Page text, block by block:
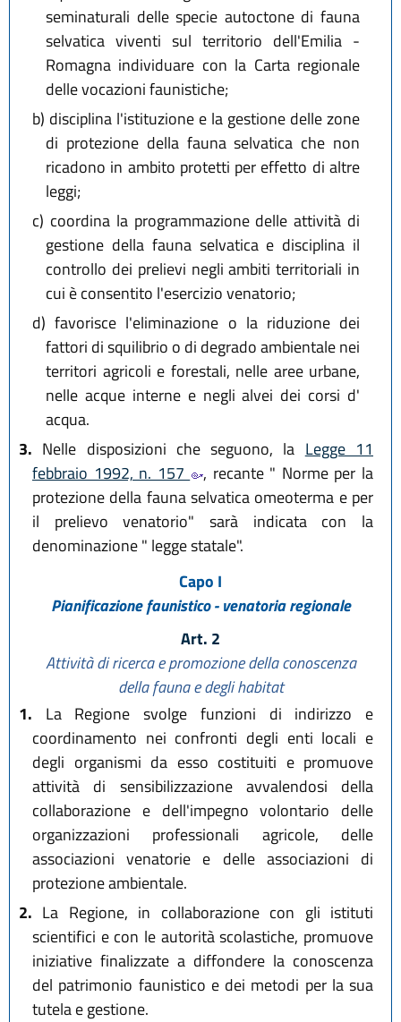
seminaturali delle specie autoctone di fauna
selvatica viventi sul territorio dell'Emilia -
Romagna individuare con la Carta regionale
delle vocazioni faunistiche;
b) disciplina l'istituzione e la gestione delle zone
di protezione della fauna selvatica che non
ricadono in ambito protetti per effetto di altre
leggi;
c) coordina la programmazione delle attività di
gestione della fauna selvatica e disciplina il
controllo dei prelievi negli ambiti territoriali in
cui è consentito l'esercizio venatorio;
d) favorisce l'eliminazione o la riduzione dei
fattori di squilibrio o di degrado ambientale nei
territori agricoli e forestali, nelle aree urbane,
nelle acque interne e negli alvei dei corsi d'
acqua.
3. Nelle disposizioni che seguono, la Legge 11
febbraio 1992, n. 157
, recante " Norme per la
protezione della fauna selvatica omeoterma e per
il prelievo venatorio" sarà indicata con la
denominazione " legge statale".
Capo I
Pianificazione faunistico - venatoria regionale
Art. 2
Attività di ricerca e promozione della conoscenza
della fauna e degli habitat
1. La Regione svolge funzioni di indirizzo e
coordinamento nei confronti degli enti locali e
degli organismi da esso costituiti e promuove
attività di sensibilizzazione avvalendosi della
collaborazione e dell'impegno volontario delle
organizzazioni professionali agricole, delle
associazioni venatorie e delle associazioni di
protezione ambientale.
2. La Regione, in collaborazione con gli istituti
scientifici e con le autorità scolastiche, promuove
iniziative finalizzate a diffondere la conoscenza
del patrimonio faunistico e dei metodi per la sua
tutela e gestione.